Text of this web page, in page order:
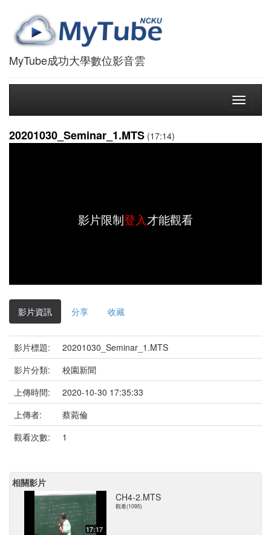
MyTube成功大學數位影音雲
Toggle
20201030_Seminar_1.MTS (17:14)
影片限制登入才能觀看
影片資訊 分享 收藏
影片標題:
20201030_Seminar_1.MTS
影片分類:
校園新聞
上傳時間:
2020-10-30 17:35:33
上傳者:
蔡菀倫
觀看次數:
1
相關影片
17:17
CH4-2.MTS
觀看(1095)